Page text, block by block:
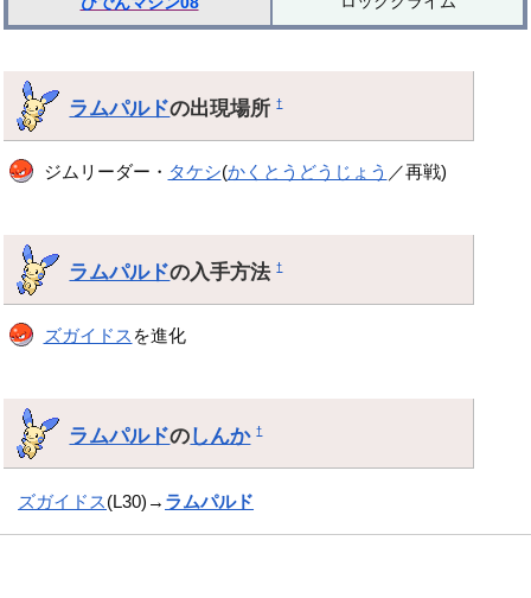
ラムパルドの出現場所†
ジムリーダー・ タケシ(かくとうどうじょう ／再戦)
ラムパルドの入手方法†
ズガイドス を進化
ラムパルドのしんか †
ズガイドス(L30)→ ラムパルド